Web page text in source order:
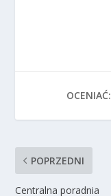
OCENIAĆ:
POPRZEDNI
Centralna poradnia